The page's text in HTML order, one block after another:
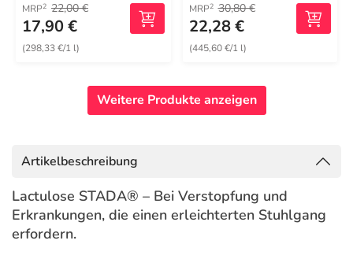
MRP2 22,00 €
17,90 €
(298,33 €/1 l)
MRP2 30,80 €
22,28 €
(445,60 €/1 l)
Weitere Produkte anzeigen
Artikelbeschreibung
Lactulose STADA® – Bei Verstopfung und
Erkrankungen, die einen erleichterten Stuhlgang
erfordern.